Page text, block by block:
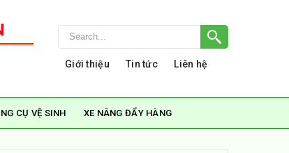
Giới thiệu Tin tức Liên hệ
CỤ VỆ SINH XE NÂNG ĐẨY HÀNG